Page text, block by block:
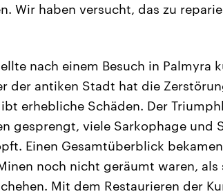
Wir haben versucht, das zu
nach einem Besuch in Palmyra
der antiken Stadt hat die
erhebliche Schäden. Der
gesprengt, viele Sarkophage und
Einen Gesamtüberblick
noch nicht geräumt waren, als
Mit dem Restaurieren der